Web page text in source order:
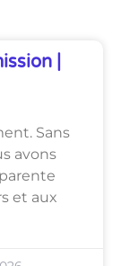
|
Sans
avons
et aux